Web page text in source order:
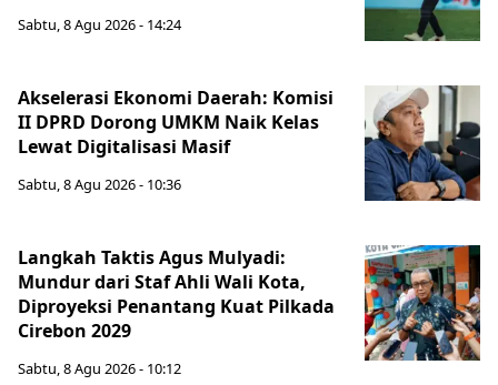
Sabtu, 8 Agu 2026 - 14:24
Akselerasi Ekonomi Daerah: Komisi
II DPRD Dorong UMKM Naik Kelas
Lewat Digitalisasi Masif
Sabtu, 8 Agu 2026 - 10:36
Langkah Taktis Agus Mulyadi:
Mundur dari Staf Ahli Wali Kota,
Diproyeksi Penantang Kuat Pilkada
Cirebon 2029
Sabtu, 8 Agu 2026 - 10:12